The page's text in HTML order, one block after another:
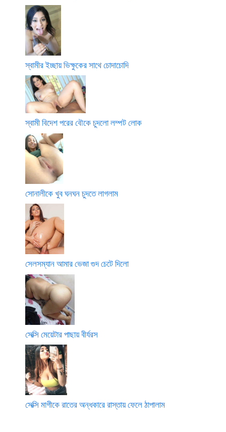
স্বামীর ইচ্ছায় ভিক্ষুকের সাথে চোদাচোদি
স্বামী বিদেশ পরের বৌকে চুদলো লম্পট লোক
সোনালীকে খুব ঘনঘন চুদতে লাগলাম
সেলসম্যান আমার ভেজা গুদ চেটে দিলো
সেক্সি মেয়েটার পাছায় বীর্যরস
সেক্সি মাগীকে রাতের অন্ধকারে রাস্তায় ফেলে ঠাপালাম